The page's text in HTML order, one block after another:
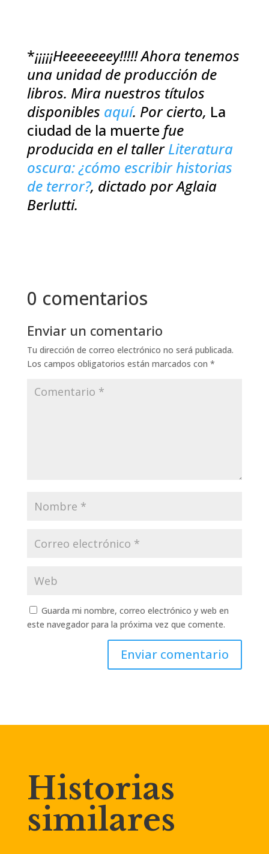
*¡¡¡¡¡Heeeeeeey!!!!! Ahora tenemos
una unidad de producción de
libros. Mira nuestros títulos
disponibles aquí. Por cierto, La
ciudad de la muerte fue
producida en el tallerLiteratura
oscura: ¿cómo escribir historias
de terror?, dictado por Aglaia
Berlutti.
0 comentarios
Enviar un comentario
Tu dirección de correo electrónico no será publicada.
Los campos obligatorios están marcados con *
Guarda mi nombre, correo electrónico y web en
este navegador para la próxima vez que comente.
Enviar comentario
Historias
similares